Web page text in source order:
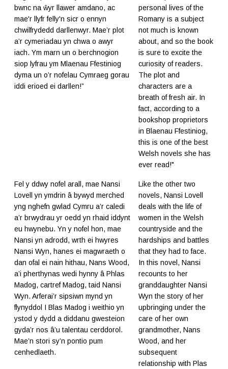
bwnc na ŵyr llawer amdano, ac
mae'r llyfr felly'n sicr o ennyn
chwilfrydedd darllenwyr. Mae’r plot
a’r cymeriadau yn chwa o awyr
iach. Ym marn un o berchnogion
siop lyfrau ym Mlaenau Ffestiniog
dyma un o’r nofelau Cymraeg gorau
iddi erioed ei darllen!”
personal lives of the
Romany is a subject
not much is known
about, and so the book
is sure to excite the
curiosity of readers.
The plot and
characters are a
breath of fresh air. In
fact, according to a
bookshop proprietors
in Blaenau Ffestiniog,
this is one of the best
Welsh novels she has
ever read!"
Fel y ddwy nofel arall, mae Nansi
Lovell yn ymdrin â bywyd merched
yng nghefn gwlad Cymru a’r caledi
a’r brwydrau yr oedd yn rhaid iddynt
eu hwynebu. Yn y nofel hon, mae
Nansi yn adrodd, wrth ei hwyres
Nansi Wyn, hanes ei magwraeth o
dan ofal ei nain hithau, Nans Wood,
a’i pherthynas wedi hynny â Phlas
Madog, cartref Madog, taid Nansi
Wyn. Arferai’r sipsiwn mynd yn
flynyddol I Blas Madog i weithio yn
ystod y dydd a diddanu gwesteion
gyda’r nos â’u talentau cerddorol.
Mae’n stori sy’n pontio pum
cenhedlaeth.
Like the other two
novels, Nansi Lovell
deals with the life of
women in the Welsh
countryside and the
hardships and battles
that they had to face.
In this novel, Nansi
recounts to her
granddaughter Nansi
Wyn the story of her
upbringing under the
care of her own
grandmother, Nans
Wood, and her
subsequent
relationship with Plas